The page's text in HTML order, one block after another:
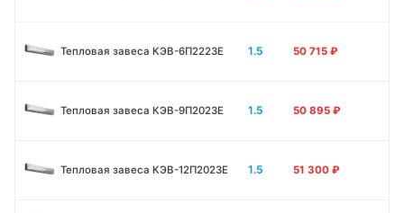
Тепловая завеса КЭВ-6П2223E 1.5 50 715 ₽
Тепловая завеса КЭВ-9П2023E 1.5 50 895 ₽
Тепловая завеса КЭВ-12П2023E 1.5 51 300 ₽